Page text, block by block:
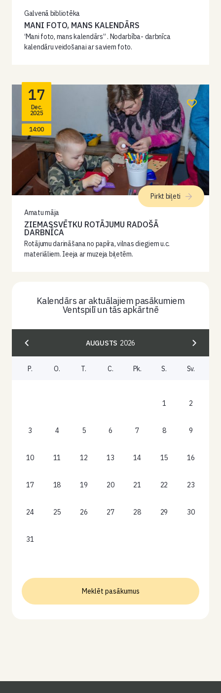
Galvenā bibliotēka
MANI FOTO, MANS KALENDĀRS
‘Mani foto, mans kalendārs” . Nodarbība- darbnīca
kalendāru veidošanai ar saviem foto.
17
Dec.
2025
14:00
Amatu māja
ZIEMASSVĒTKU ROTĀJUMU RADOŠĀ
DARBNĪCA
Rotājumu darināšana no papīra, vilnas diegiem u.c.
materiāliem. Ieeja ar muzeja biļetēm.
Pirkt biļeti
Kalendārs ar aktuālajiem pasākumiem
Ventspilī un tās apkārtnē
AUGUSTS 2026
P. O. T. C. Pk. S. Sv.
1 2
3 4 5 6 7 8 9
10 11 12 13 14 15 16
17 18 19 20 21 22 23
24 25 26 27 28 29 30
31
Meklēt pasākumus